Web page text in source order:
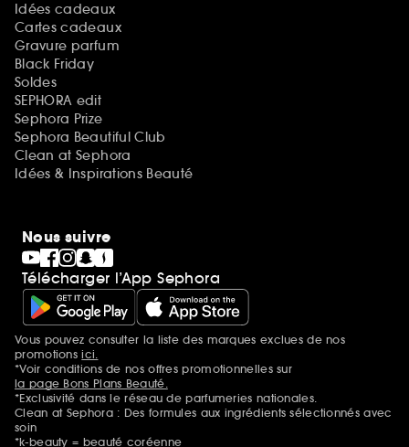
Idées cadeaux
Cartes cadeaux
Gravure parfum
Black Friday
Soldes
SEPHORA edit
Sephora Prize
Sephora Beautiful Club
Clean at Sephora
Idées & Inspirations Beauté
Nous suivre
Télécharger l’App Sephora
Mentions additionnelles
Vous pouvez consulter la liste des marques exclues de nos
promotionsici.
*Voir conditions de nos offres promotionnelles sur
la page Bons Plans Beauté.
*Exclusivité dans le réseau de parfumeries nationales.
Clean at Sephora : Des formules aux ingrédients sélectionnés avec
soin
*k-beauty = beauté coréenne